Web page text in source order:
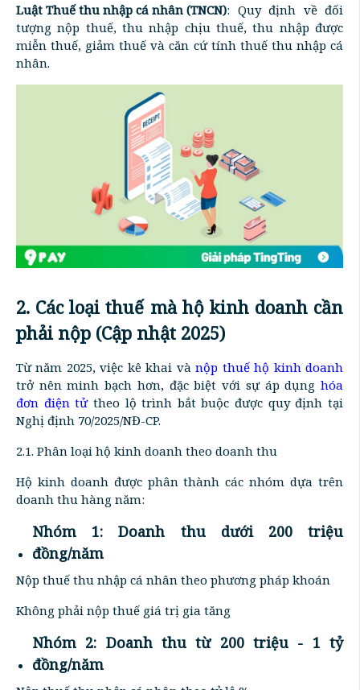
Luật Thuế thu nhập cá nhân (TNCN): Quy định về đối
tượng nộp thuế, thu nhập chịu thuế, thu nhập được
miễn thuế, giảm thuế và căn cứ tính thuế thu nhập cá
nhân.
2. Các loại thuế mà hộ kinh doanh cần
phải nộp (Cập nhật 2025)
Từ năm 2025, việc kê khai vànộp thuế hộ kinh doanh
trở nên minh bạch hơn, đặc biệt với sự áp dụng hóa
đơn điện tửtheo lộ trình bắt buộc được quy định tại
Nghị định 70/2025/NĐ-CP.
2.1. Phân loại hộ kinh doanh theo doanh thu
Hộ kinh doanh được phân thành các nhóm dựa trên
doanh thu hàng năm:
Nhóm 1: Doanh thu dưới 200 triệu
đồng/năm
Nộp thuế thu nhập cá nhân theo phương pháp khoán
Không phải nộp thuế giá trị gia tăng
Nhóm 2: Doanh thu từ 200 triệu - 1 tỷ
đồng/năm